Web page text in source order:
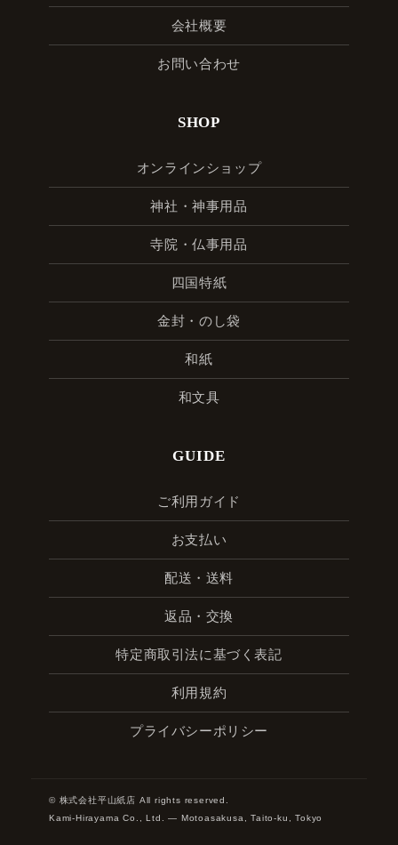
会社概要
お問い合わせ
SHOP
オンラインショップ
神社・神事用品
寺院・仏事用品
四国特紙
金封・のし袋
和紙
和文具
GUIDE
ご利用ガイド
お支払い
配送・送料
返品・交換
特定商取引法に基づく表記
利用規約
プライバシーポリシー
© 株式会社平山紙店 All rights reserved.
Kami-Hirayama Co., Ltd. — Motoasakusa, Taito-ku, Tokyo